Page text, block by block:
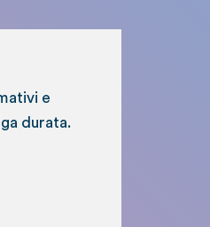
e
durata.